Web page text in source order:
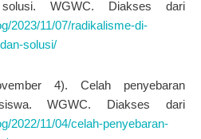
WGWC. Diakses dari
2023/11/07/radikalisme-di-
solusi/
4). Celah penyebaran
WGWC. Diakses dari
2022/11/04/celah-penyebaran-